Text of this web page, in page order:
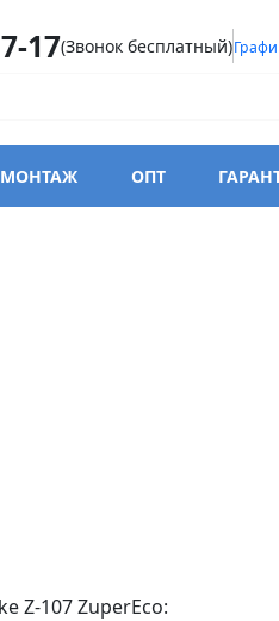
17(Звонок бесплатный)
ОПТ
Z-107
Z-107 ZuperEco: